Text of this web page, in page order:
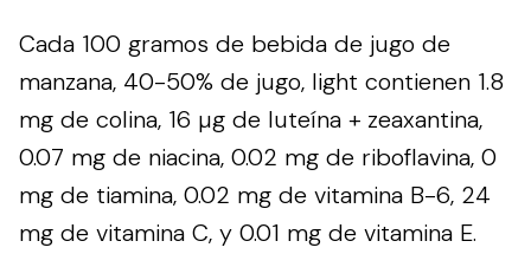
Cada 100 gramos de bebida de jugo de
manzana, 40-50% de jugo, light contienen 1.8
mg de colina, 16 µg de luteína + zeaxantina,
0.07 mg de niacina, 0.02 mg de riboflavina, 0
mg de tiamina, 0.02 mg de vitamina B-6, 24
mg de vitamina C, y 0.01 mg de vitamina E.